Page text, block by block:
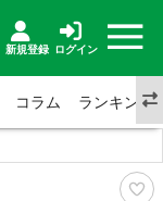
新規登録 ログイン
コラム ランキング